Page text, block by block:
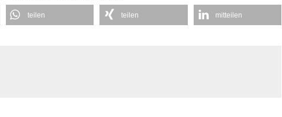
teilen teilen mitteilen